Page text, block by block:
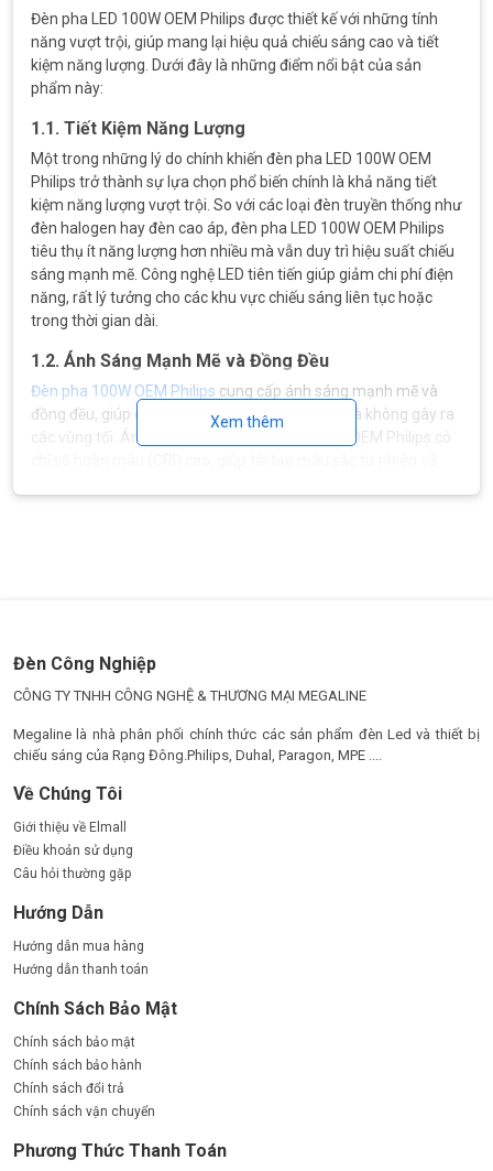
Đèn pha LED 100W OEM Philips được thiết kế với những tính
năng vượt trội, giúp mang lại hiệu quả chiếu sáng cao và tiết
kiệm năng lượng. Dưới đây là những điểm nổi bật của sản
phẩm này:
1.1. Tiết Kiệm Năng Lượng
Một trong những lý do chính khiến đèn pha LED 100W OEM
Philips trở thành sự lựa chọn phổ biến chính là khả năng tiết
kiệm năng lượng vượt trội. So với các loại đèn truyền thống như
đèn halogen hay đèn cao áp, đèn pha LED 100W OEM Philips
tiêu thụ ít năng lượng hơn nhiều mà vẫn duy trì hiệu suất chiếu
sáng mạnh mẽ. Công nghệ LED tiên tiến giúp giảm chi phí điện
năng, rất lý tưởng cho các khu vực chiếu sáng liên tục hoặc
trong thời gian dài.
1.2. Ánh Sáng Mạnh Mẽ và Đồng Đều
Đèn pha 100W OEM Philips cung cấp ánh sáng mạnh mẽ và
đồng đều, giúp chiếu sáng một diện tích rộng mà không gây ra
các vùng tối. Ánh sáng của đèn pha LED 100W OEM Philips có
1.3. Độ Bền Cao và Tuổi Thọ Lâu Dài
Đèn pha LED 100W OEM Philips có tuổi thọ lên đến 25.000 giờ,
giúp giảm chi phí bảo trì và thay thế đèn. Đèn được thiết kế với
vỏ đèn làm bằng hợp kim nhôm, giúp tản nhiệt hiệu quả và duy
trì hiệu suất chiếu sáng ổn định. Nhờ vào khả năng chống chịu
va đập và các yếu tố môi trường, đèn pha 100W OEM Philips có
độ bền cao và khả năng hoạt động lâu dài trong các điều kiện
Xem thêm
Đèn Công Nghiệp
CÔNG TY TNHH CÔNG NGHỆ & THƯƠNG MẠI MEGALINE
Megaline là nhà phân phối chính thức các sản phẩm đèn Led và thiết bị
chiếu sáng của Rạng Đông.Philips, Duhal, Paragon, MPE ....
Về Chúng Tôi
Giới thiệu về Elmall
Điều khoản sử dụng
Câu hỏi thường gặp
Hướng Dẫn
Hướng dẫn mua hàng
Hướng dẫn thanh toán
Chính Sách Bảo Mật
Chính sách bảo mật
Chính sách bảo hành
Chính sách đổi trả
Chính sách vận chuyển
Phương Thức Thanh Toán